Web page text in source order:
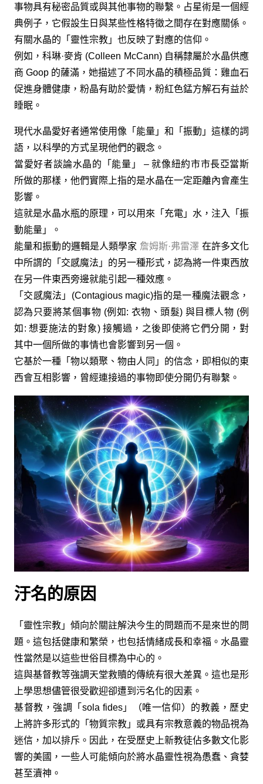
事物具有秘密品質或與其他事物的聯繫。占星術是一個經
典例子，它假設生日與某些性格特徵之間存在對應關係。
有關水晶的「靈性宗教」也反映了對應的信仰。
例如，科琳·麥肯 (Colleen McCann) 自稱隸屬於水晶供應
商 Goop 的薩滿，她描述了不同水晶的積極品質：雞血石
促進身體健康，粉晶有助於愛情，粉紅色錳方解石有益於
睡眠。
現代水晶愛好者通常使用像「能量」和「振動」這樣的詞
語，以科學的方式呈現他們的觀念。
當愛好者談論水晶的「能量」 – 就像紐約市市長亞當斯
所做的那樣，他們實際上指的是水晶在一定距離內會產生
影響。
這就是水晶水瓶的原理，可以用來「充電」水，注入「振
動能量」。
能量和振動的邏輯是人類學家 詹姆斯·弗雷澤 在許多文化
中所謂的「交感魔法」的另一種形式，認為將一件東西放
在另一件東西旁邊就能引起一種效應。
「交感魔法」(Contagious magic)指的是一種魔法觀念，
認為只要將某個事物 (例如: 衣物、頭髮) 與目標人物 (例
如: 想要施法的對象) 接觸過，之後即使將它們分開，對
其中一個所做的事情也會影響到另一個。
它基於一種「物以類聚、物由人同」的信念，即相似的東
西會互相影響，曾經連接過的事物即使分開仍有聯繫。
汙名的原因
「靈性宗教」傾向於關註解決今生的問題而不是來世的問
題。這包括健康和繁榮，也包括情緒成長和幸福。水晶靈
性當然是以這些世俗目標為中心的。
這與基督教等強調天堂救贖的傳統有很大差異。這也是形
上學思想儘管很受歡迎卻遭到污名化的因素。
基督教，強調「sola fides」（唯一信仰）的教義，歷史
上將許多形式的「物質宗教」或具有宗教意義的物品視為
迷信，加以排斥。因此，在受歷史上新教徒佔多數文化影
響的美國，一些人可能傾向於將水晶靈性視為愚蠢、貪婪
甚至瀆神。